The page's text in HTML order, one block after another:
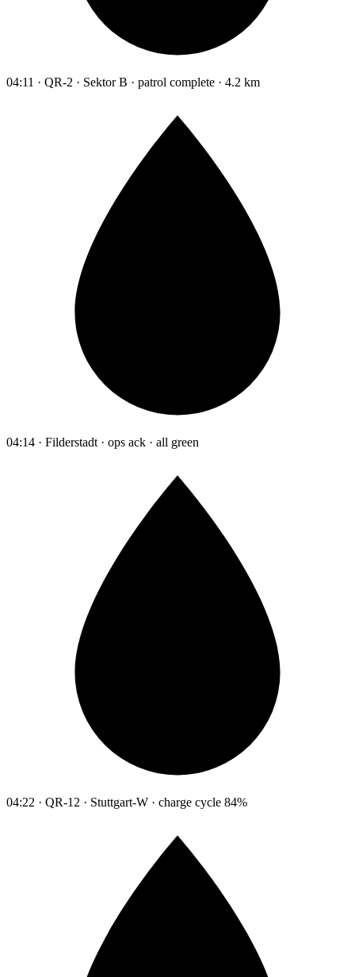
04:11 · QR-2 · Sektor B · patrol complete · 4.2 km
04:14 · Filderstadt · ops ack · all green
04:22 · QR-12 · Stuttgart-W · charge cycle 84%